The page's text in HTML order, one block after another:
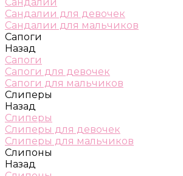
Сандалии для девочек
Сандалии для мальчиков
Сапоги
Назад
Сапоги
Сапоги для девочек
Сапоги для мальчиков
Слиперы
Назад
Слиперы
Слиперы для девочек
Слиперы для мальчиков
Слипоны
Назад